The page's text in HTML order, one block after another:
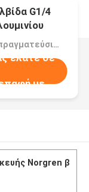
G1/4
Τιμή：Διαπραγματεύσιμα
ελάτε σε
με
Norgren β